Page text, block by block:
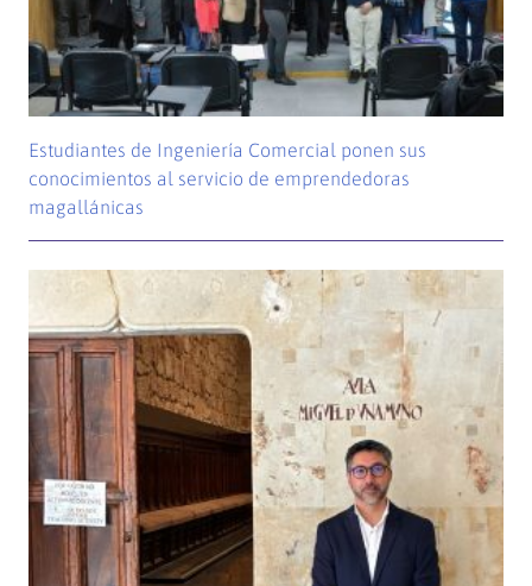
Estudiantes de Ingeniería Comercial ponen sus
conocimientos al servicio de emprendedoras
magallánicas